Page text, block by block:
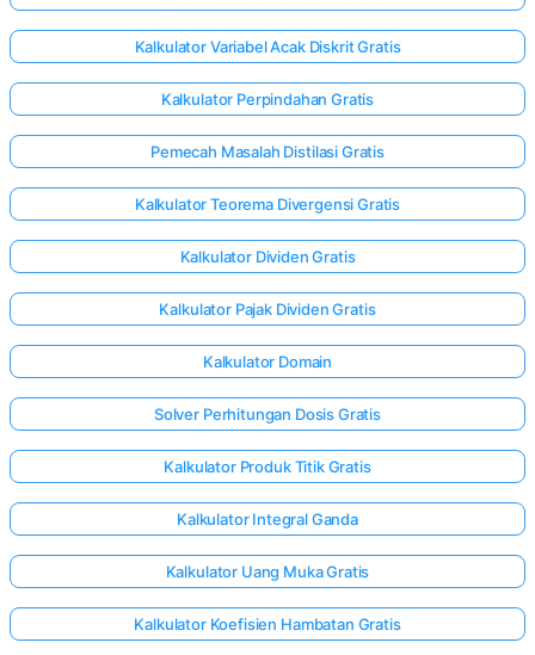
di sini!
Kalkulator Variabel Acak Diskrit Gratis
Kalkulator Perpindahan Gratis
Pemecah Masalah Distilasi Gratis
Kalkulator Teorema Divergensi Gratis
Kalkulator Dividen Gratis
Kalkulator Pajak Dividen Gratis
Kalkulator Domain
Solver Perhitungan Dosis Gratis
Kalkulator Produk Titik Gratis
Kalkulator Integral Ganda
Kalkulator Uang Muka Gratis
Kalkulator Koefisien Hambatan Gratis